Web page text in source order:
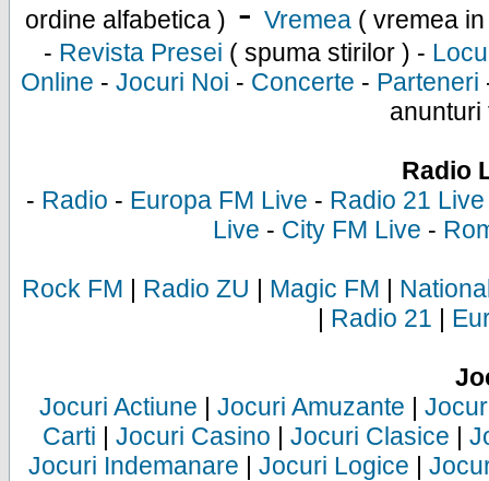
ordine alfabetica ) - Vremea ( vremea
- Revista Presei ( spuma stirilor ) -
Online - Jocuri Noi - Concerte - Parteneri
anunturi
Radio
- Radio - Europa FM Live - Radio 21 Live
Live - City FM Live -
Rock FM | Radio ZU | Magic FM |
| Radio 21 |
Jocuri Actiune | Jocuri Amuzante |
Carti | Jocuri Casino | Jocuri Clasice |
Jocuri Indemanare | Jocuri Logice |